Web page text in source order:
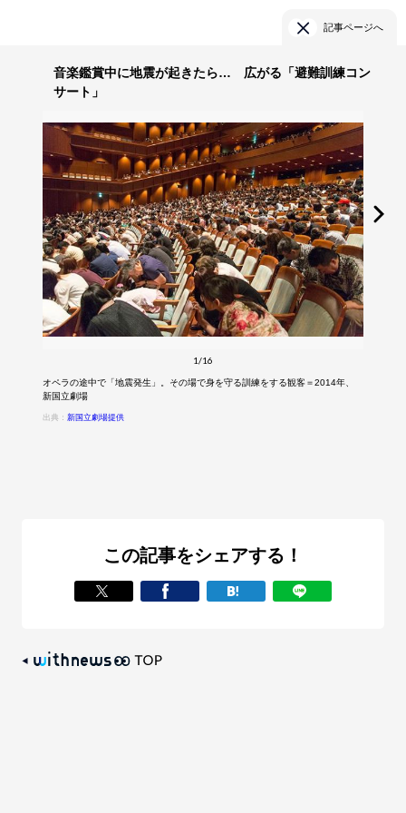
記事ページへ
音楽鑑賞中に地震が起きたら… 広がる「避難訓練コン
サート」
1/16
オペラの途中で「地震発生」。その場で身を守る訓練をする観客＝2014年、
新国立劇場
出典：新国立劇場提供
この記事をシェアする！